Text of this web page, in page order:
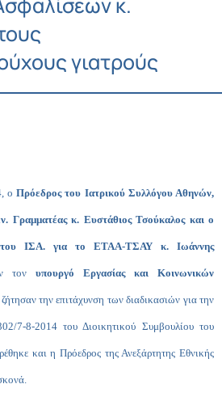
γιατρούς
ο Πρόεδρος του Ιατρικού Συλλόγου Αθηνών,
Γραμματέας κ. Ευστάθιος Τσούκαλος και ο
του ΙΣΑ. για το ΕΤΑΑ-ΤΣΑΥ κ. Ιωάννης
τον υπουργό Εργασίας και Κοινωνικών
την επιτάχυνση των διαδικασιών για την
7-8-2014 του Διοικητικού Συμβουλίου του
και η Πρόεδρος της Ανεξάρτητης Εθνικής